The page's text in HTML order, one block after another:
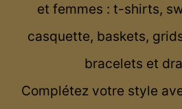
et femmes : t-shirts,
casquette, baskets,
bracelets et
Complétez votre style